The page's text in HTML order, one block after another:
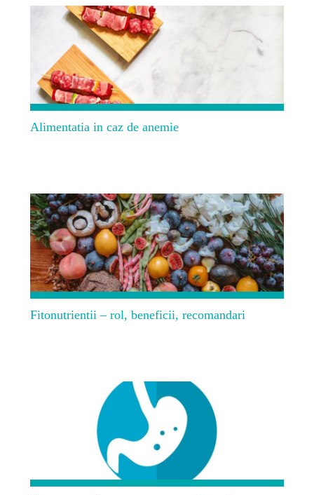
Alimentatia in caz de anemie
Fitonutrientii – rol, beneficii, recomandari